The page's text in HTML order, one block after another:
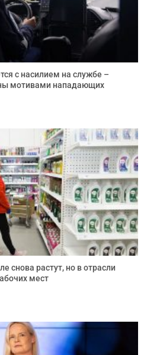
с насилием на службе –
мотивами нападающих
снова растут, но в отрасли
мест